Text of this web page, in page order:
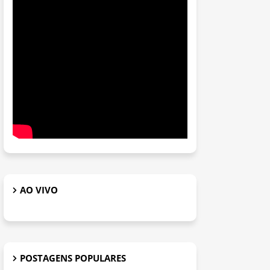
AO VIVO
POSTAGENS POPULARES